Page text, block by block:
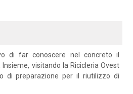
di far conoscere nel concreto il
visitando la Ricicleria Ovest
di preparazione per il riutilizzo di